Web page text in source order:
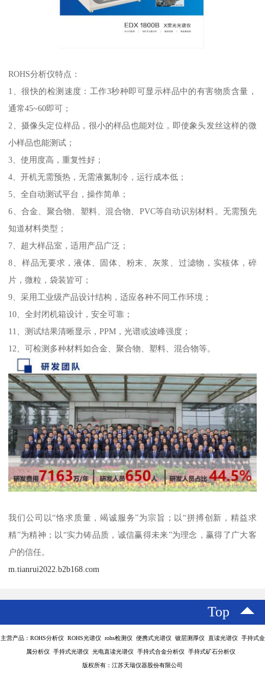
ROHS分析仪特点：
1、很快的检测速度：工作3秒种即可显示样品中的有害物质含量，
通常45~60即可；
2、摄像头定位样品，很小的样品也能对位，即使象头发丝这样的微
小样品也能测试；
3、使用度高，重复性好；
4、开机无需预热，无需液氮制冷，运行成本低；
5、全自动测试平台，操作简单；
6、合金、聚合物、塑料、混合物、PVC等自动识别材料。无需预先
知道材料类型；
7、超大样品室，适用产品广泛；
8、样品无要求，液体、固体、粉末、灰浆、过滤物，实核体，碎
片，微粒，袋装皆可；
9、采用工业级产品设计结构，适应各种不同工作环境；
10、全封闭机箱设计，安全可靠；
11、测试结果清晰显示，PPM，光谱或波峰强度；
12、可检测多种材料如合金、聚合物、塑料、混合物等。
我们公司以“恪求质量，竭诚服务”为宗旨；以“拼搏创新，精益求
精”为精神；以“实力铸品质，诚信赢得未来”为理念，赢得了广大客
户的信任。
m.tianrui2022.b2b168.com
Top
主营产品：ROHS分析仪 ROHS光谱仪 rohs检测仪 便携式光谱仪 镀层测厚仪 直读光谱仪 手持式金
属分析仪 手持式光谱仪 光电直读光谱仪 手持式合金分析仪 手持式矿石分析仪
版权所有：江苏天瑞仪器股份有限公司